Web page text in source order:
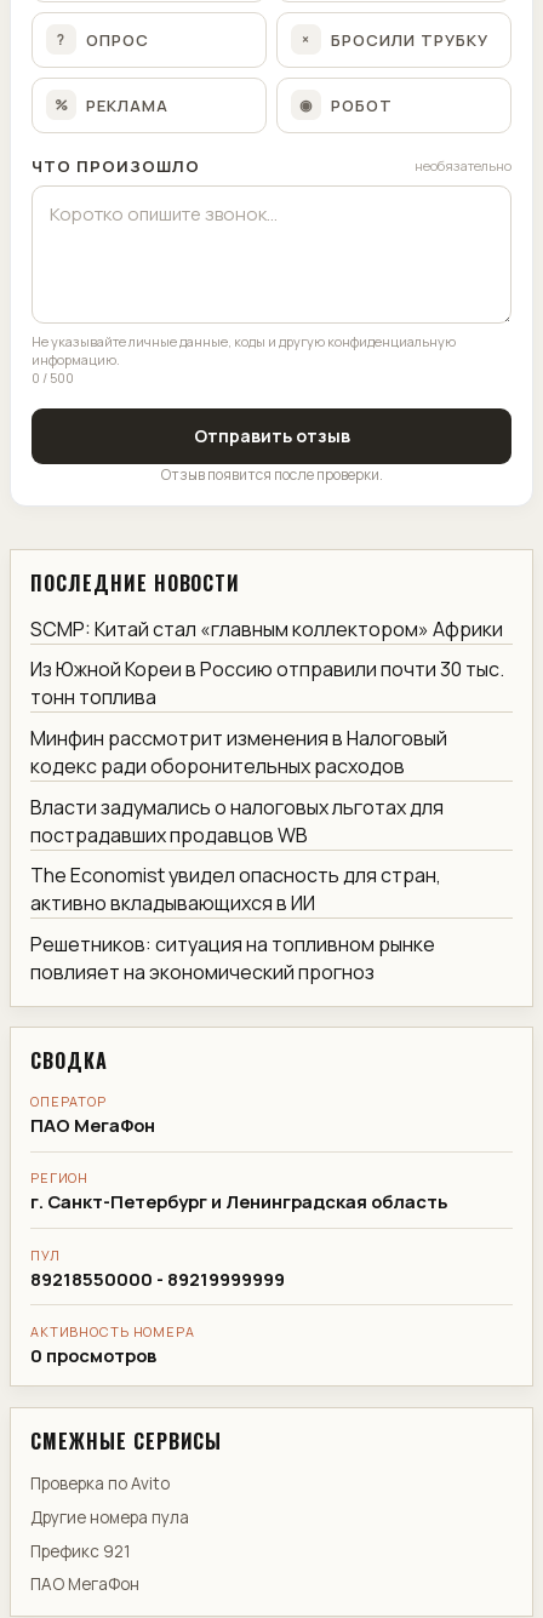
? ОПРОС × БРОСИЛИ ТРУБКУ
% РЕКЛАМА ◉ РОБОТ
ЧТО ПРОИЗОШЛО необязательно
Не указывайте личные данные, коды и другую конфиденциальную
информацию.
0 / 500
Отправить отзыв
Отзыв появится после проверки.
ПОСЛЕДНИЕ НОВОСТИ
SCMP: Китай стал «главным коллектором» Африки
Из Южной Кореи в Россию отправили почти 30 тыс.
тонн топлива
Минфин рассмотрит изменения в Налоговый
кодекс ради оборонительных расходов
Власти задумались о налоговых льготах для
пострадавших продавцов WB
The Economist увидел опасность для стран,
активно вкладывающихся в ИИ
Решетников: ситуация на топливном рынке
повлияет на экономический прогноз
СВОДКА
ОПЕРАТОР
ПАО МегаФон
РЕГИОН
г. Санкт-Петербург и Ленинградская область
ПУЛ
89218550000 - 89219999999
АКТИВНОСТЬ НОМЕРА
0 просмотров
СМЕЖНЫЕ СЕРВИСЫ
Проверка по Avito
Другие номера пула
Префикс 921
ПАО МегаФон